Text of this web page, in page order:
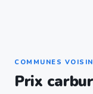
COMMUNES
Prix